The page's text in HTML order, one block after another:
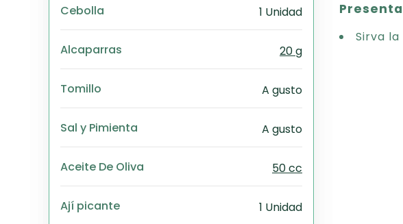
Cebolla 1 Unidad
Alcaparras 20 g
Tomillo A gusto
Sal y Pimienta A gusto
Aceite De Oliva 50 cc
Ají picante 1 Unidad
Sirva